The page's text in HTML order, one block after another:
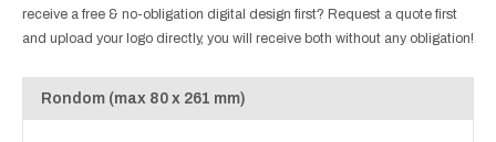
receive a free & no-obligation digital design first? Request a quote first
and upload your logo directly, you will receive both without any obligation!
Rondom (max 80 x 261 mm)